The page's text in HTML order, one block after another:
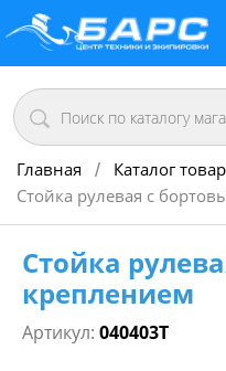
Главная / Каталог
Стойка рулевая с
Стойка
креплением
Артикул: 040403Т